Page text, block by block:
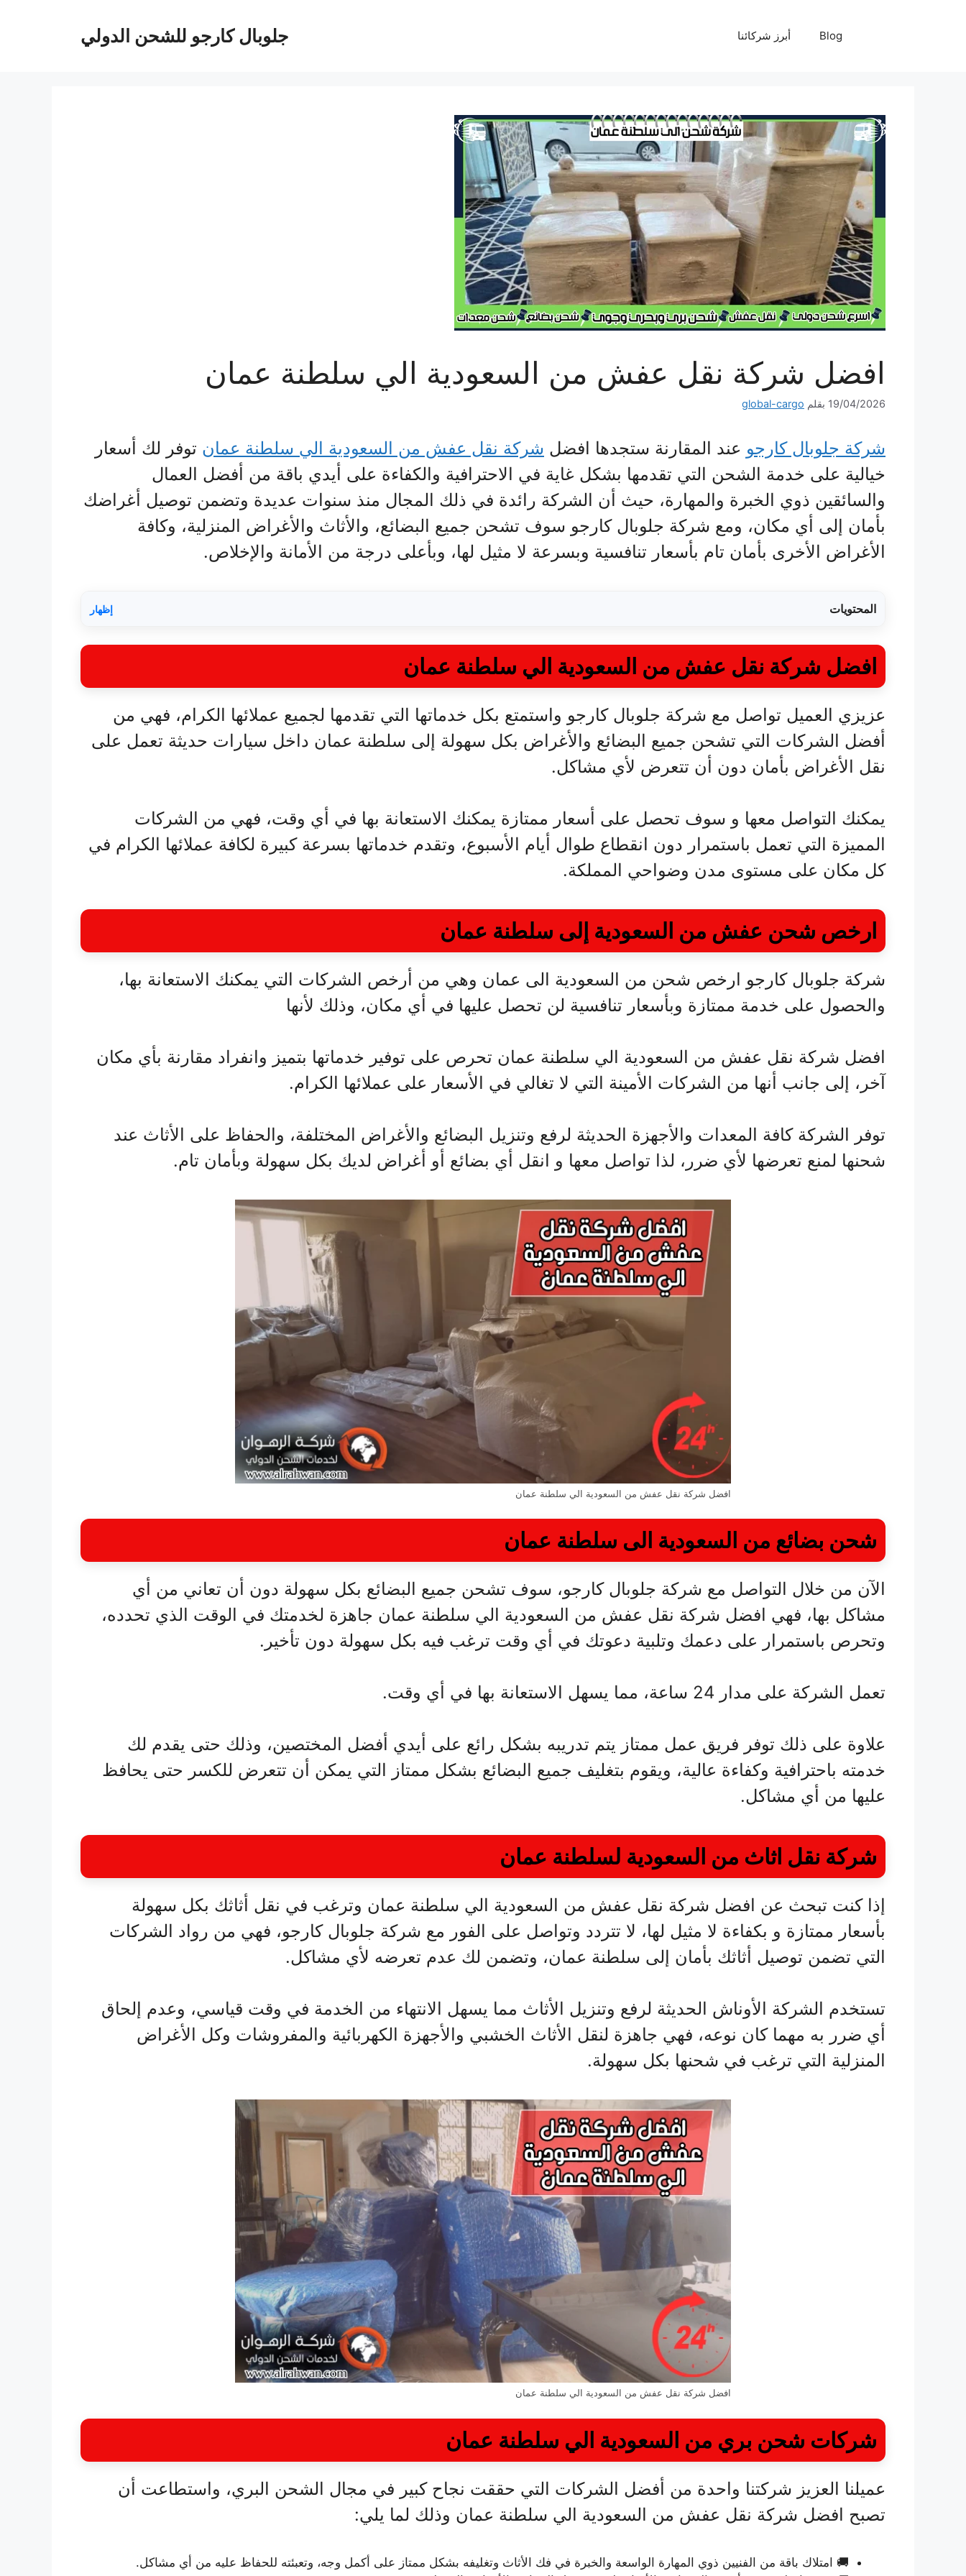
جلوبال كارجو للشحن الدولي Blog أبرز شركائنا
افضل شركة نقل عفش من السعودية الي سلطنة عمان
19/04/2026 بقلم global-cargo
شركة جلوبال كارجو عند المقارنة ستجدها افضل شركة نقل عفش من السعودية الي سلطنة عمان توفر لك أسعار
خيالية على خدمة الشحن التي تقدمها بشكل غاية في الاحترافية والكفاءة على أيدي باقة من أفضل العمال
والسائقين ذوي الخبرة والمهارة، حيث أن الشركة رائدة في ذلك المجال منذ سنوات عديدة وتضمن توصيل أغراضك
بأمان إلى أي مكان، ومع شركة جلوبال كارجو سوف تشحن جميع البضائع، والأثاث والأغراض المنزلية، وكافة
الأغراض الأخرى بأمان تام بأسعار تنافسية وبسرعة لا مثيل لها، وبأعلى درجة من الأمانة والإخلاص.
المحتويات إظهار
افضل شركة نقل عفش من السعودية الي سلطنة عمان
عزيزي العميل تواصل مع شركة جلوبال كارجو واستمتع بكل خدماتها التي تقدمها لجميع عملائها الكرام، فهي من
أفضل الشركات التي تشحن جميع البضائع والأغراض بكل سهولة إلى سلطنة عمان داخل سيارات حديثة تعمل على
نقل الأغراض بأمان دون أن تتعرض لأي مشاكل.
يمكنك التواصل معها و سوف تحصل على أسعار ممتازة يمكنك الاستعانة بها في أي وقت، فهي من الشركات
المميزة التي تعمل باستمرار دون انقطاع طوال أيام الأسبوع، وتقدم خدماتها بسرعة كبيرة لكافة عملائها الكرام في
كل مكان على مستوى مدن وضواحي المملكة.
ارخص شحن عفش من السعودية إلى سلطنة عمان
شركة جلوبال كارجو ارخص شحن من السعودية الى عمان وهي من أرخص الشركات التي يمكنك الاستعانة بها،
والحصول على خدمة ممتازة وبأسعار تنافسية لن تحصل عليها في أي مكان، وذلك لأنها
افضل شركة نقل عفش من السعودية الي سلطنة عمان تحرص على توفير خدماتها بتميز وانفراد مقارنة بأي مكان
آخر، إلى جانب أنها من الشركات الأمينة التي لا تغالي في الأسعار على عملائها الكرام.
توفر الشركة كافة المعدات والأجهزة الحديثة لرفع وتنزيل البضائع والأغراض المختلفة، والحفاظ على الأثاث عند
شحنها لمنع تعرضها لأي ضرر، لذا تواصل معها و انقل أي بضائع أو أغراض لديك بكل سهولة وبأمان تام.
افضل شركة نقل عفش من السعودية الي سلطنة عمان
شحن بضائع من السعودية الى سلطنة عمان
الآن من خلال التواصل مع شركة جلوبال كارجو، سوف تشحن جميع البضائع بكل سهولة دون أن تعاني من أي
مشاكل بها، فهي افضل شركة نقل عفش من السعودية الي سلطنة عمان جاهزة لخدمتك في الوقت الذي تحدده،
وتحرص باستمرار على دعمك وتلبية دعوتك في أي وقت ترغب فيه بكل سهولة دون تأخير.
تعمل الشركة على مدار 24 ساعة، مما يسهل الاستعانة بها في أي وقت.
علاوة على ذلك توفر فريق عمل ممتاز يتم تدريبه بشكل رائع على أيدي أفضل المختصين، وذلك حتى يقدم لك
خدمته باحترافية وكفاءة عالية، ويقوم بتغليف جميع البضائع بشكل ممتاز التي يمكن أن تتعرض للكسر حتى يحافظ
عليها من أي مشاكل.
شركة نقل اثاث من السعودية لسلطنة عمان
إذا كنت تبحث عن افضل شركة نقل عفش من السعودية الي سلطنة عمان وترغب في نقل أثاثك بكل سهولة
بأسعار ممتازة و بكفاءة لا مثيل لها، لا تتردد وتواصل على الفور مع شركة جلوبال كارجو، فهي من رواد الشركات
التي تضمن توصيل أثاثك بأمان إلى سلطنة عمان، وتضمن لك عدم تعرضه لأي مشاكل.
تستخدم الشركة الأوناش الحديثة لرفع وتنزيل الأثاث مما يسهل الانتهاء من الخدمة في وقت قياسي، وعدم إلحاق
أي ضرر به مهما كان نوعه، فهي جاهزة لنقل الأثاث الخشبي والأجهزة الكهربائية والمفروشات وكل الأغراض
المنزلية التي ترغب في شحنها بكل سهولة.
افضل شركة نقل عفش من السعودية الي سلطنة عمان
شركات شحن بري من السعودية الي سلطنة عمان
عميلنا العزيز شركتنا واحدة من أفضل الشركات التي حققت نجاح كبير في مجال الشحن البري، واستطاعت أن
تصبح افضل شركة نقل عفش من السعودية الي سلطنة عمان وذلك لما يلي:
🚚 امتلاك باقة من الفنيين ذوي المهارة الواسعة والخبرة في فك الأثاث وتغليفه بشكل ممتاز على أكمل وجه، وتعبئته للحفاظ عليه من أي مشاكل.